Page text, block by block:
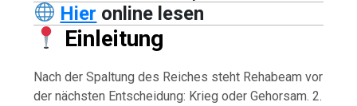
Hier online lesen
Einleitung
Nach der Spaltung des Reiches steht Rehabeam vor
der nächsten Entscheidung: Krieg oder Gehorsam. 2.